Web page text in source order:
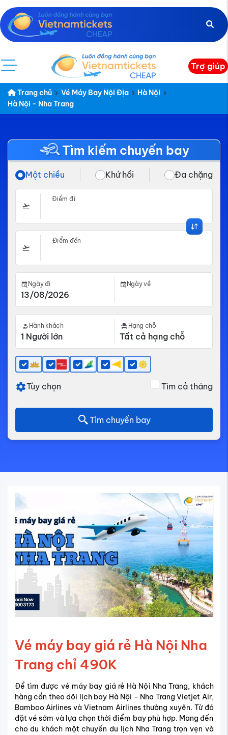
Trợ giúp
Trang chủ Vé Máy Bay Nội Địa
Hà Nội
Hà Nội - Nha Trang
Tìm kiếm chuyến bay
Một chiều Khứ hồi Đa chặng
Điểm đi
Điểm đến
Ngày đi Ngày về
Hành khách Hạng chỗ
Tùy chọn Tìm cả tháng
Tìm chuyến bay
Vé máy bay giá rẻ Hà Nội Nha
Trang chỉ 490K
Để tìm được vé máy bay giá rẻ Hà Nội Nha Trang, khách
hàng cần theo dõi lịch bay Hà Nội - Nha Trang Vietjet Air,
Bamboo Airlines và Vietnam Airlines thường xuyên. Từ đó
đặt vé sớm và lựa chọn thời điểm bay phù hợp. Mang đến
cho du khách một chuyến du lịch Nha Trang trọn vẹn và